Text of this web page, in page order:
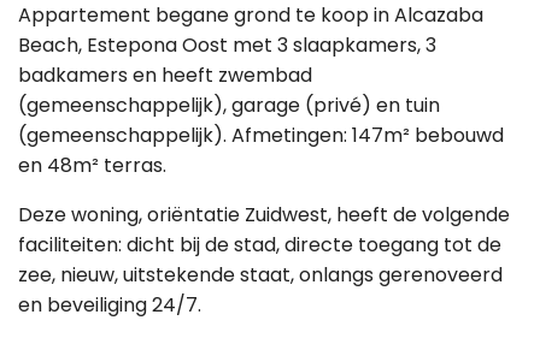
Appartement begane grond te koop in Alcazaba
Beach, Estepona Oost met 3 slaapkamers, 3
badkamers en heeft zwembad
(gemeenschappelijk), garage (privé) en tuin
(gemeenschappelijk). Afmetingen: 147m² bebouwd
en 48m² terras.
Deze woning, oriëntatie Zuidwest, heeft de volgende
faciliteiten: dicht bij de stad, directe toegang tot de
zee, nieuw, uitstekende staat, onlangs gerenoveerd
en beveiliging 24/7.